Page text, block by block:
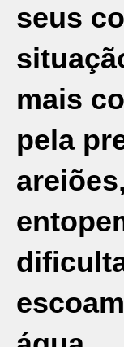
seus
mais
pela